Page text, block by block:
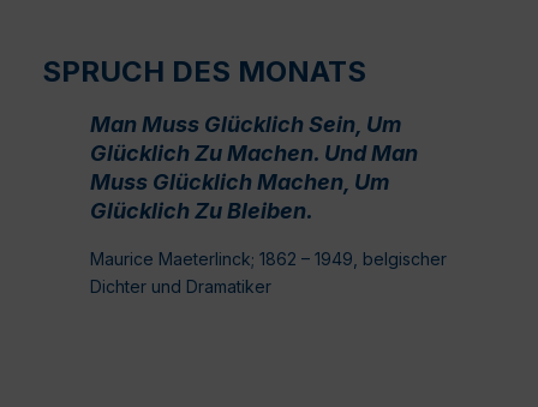
SPRUCH DES MONATS
Man Muss Glücklich Sein, Um
Glücklich Zu Machen. Und Man
Muss Glücklich Machen, Um
Glücklich Zu Bleiben.
Maurice Maeterlinck; 1862 – 1949, belgischer
Dichter und Dramatiker